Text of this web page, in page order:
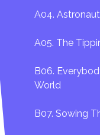
A04. Astronaut
A05. The
B06.
World
B07. Sowing